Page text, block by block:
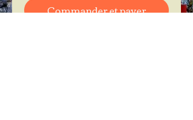
Commander et payer